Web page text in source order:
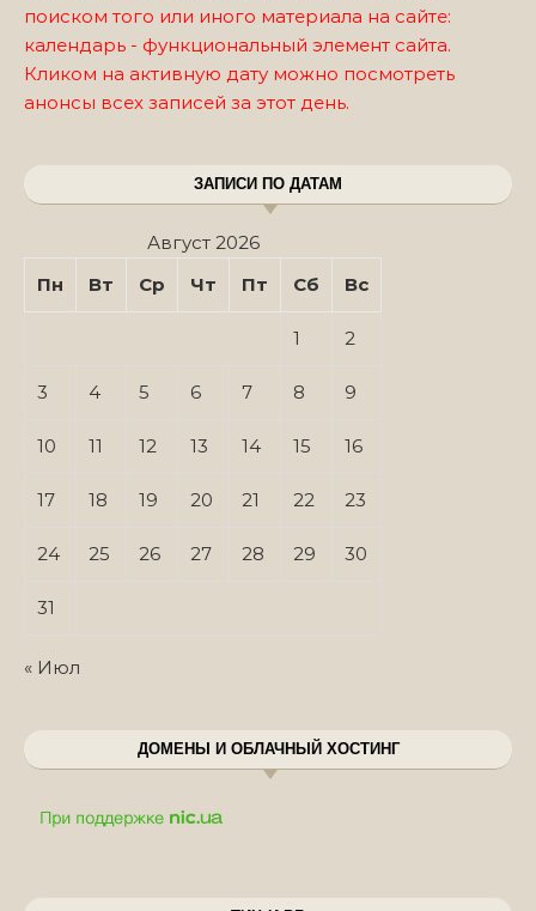
поиском того или иного материала на сайте:
календарь - функциональный элемент сайта.
Кликом на активную дату можно посмотреть
анонсы всех записей за этот день.
ЗАПИСИ ПО ДАТАМ
Август 2026
Пн
Вт Ср Чт Пт Сб Вс
1 2
3 4 5 6 7 8 9
10 11 12 13 14 15 16
17 18 19 20 21 22 23
24 25 26 27 28 29 30
31
« Июл
ДОМЕНЫ И ОБЛАЧНЫЙ ХОСТИНГ